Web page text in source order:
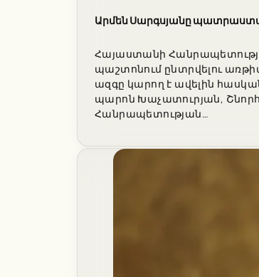
Արմեն Սարգսյանը
Հայաստանի
պաշտոնում ընտրվելու
ազգը կարող է ավելին
պարոն Խաչատուրյան,
Հանրապետության…